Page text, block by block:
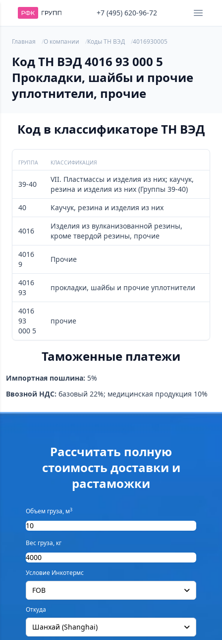
+7 (495) 620-96-72
Главная О компании Коды ТН ВЭД 4016930005
Код ТН ВЭД 4016 93 000 5
Прокладки, шайбы и прочие
уплотнители, прочие
Код в классификаторе ТН ВЭД
ГРУППА КЛАССИФИКАЦИЯ
39-40
VII. Пластмассы и изделия из них; каучук,
резина и изделия из них (Группы 39-40)
40
Каучук, резина и изделия из них
4016
Изделия из вулканизованной резины,
кроме твердой резины, прочие
4016
9
Прочие
4016
93
прокладки, шайбы и прочие уплотнители
4016
93
000 5
прочие
Таможенные платежи
Импортная пошлина: 5%
Ввозной НДС: базовый 22%; медицинская продукция 10%
Рассчитать полную
стоимость доставки и
растаможки
Объем груза, м3
Вес груза, кг
Условие Инкотермс
FOB
Откуда
Шанхай (Shanghai)